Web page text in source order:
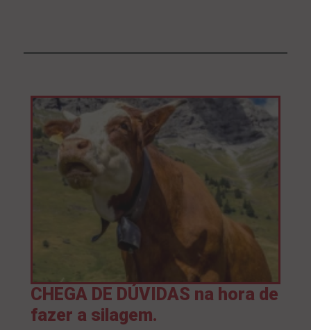
CHEGA DE DÚVIDAS na hora de
fazer a silagem.